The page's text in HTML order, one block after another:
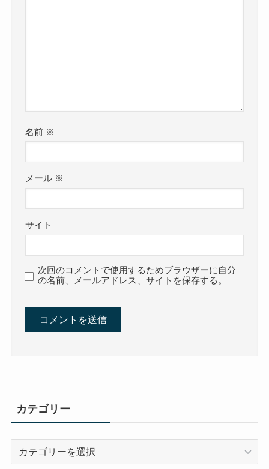
名前 ※
メール ※
サイト
次回のコメントで使用するためブラウザーに自分
の名前、メールアドレス、サイトを保存する。
カテゴリー